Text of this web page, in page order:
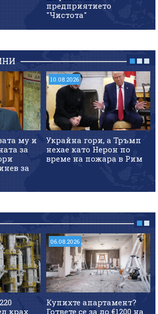
предприятието
"Чистота"
му и
за
за
10.08.2026
Украйна гори, а Тръмп
нехае като Нерон по
време на пожара в Рим
крах
06.08.2026
Купихте апартамент?
Гответе се за до €1200 на